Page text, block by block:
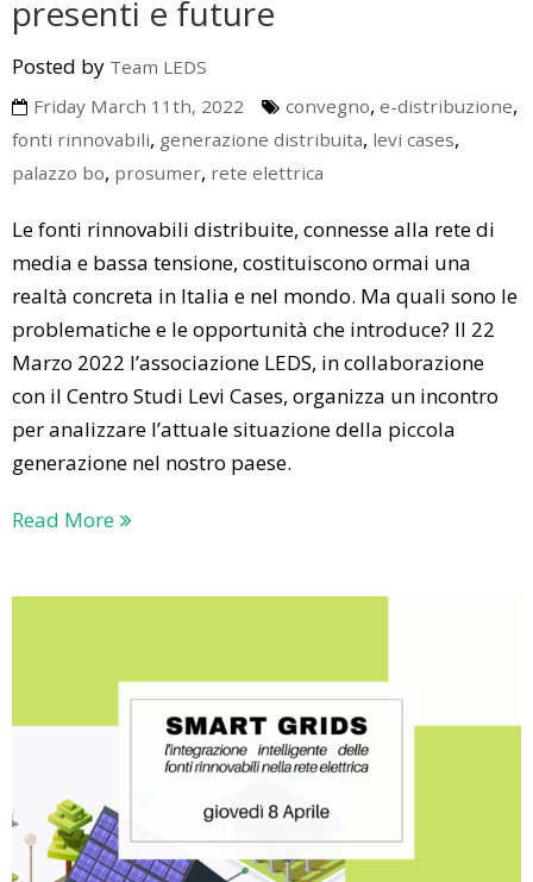
presenti e future
Posted by Team LEDS
Friday March 11th, 2022
convegno, e-distribuzione,
fonti rinnovabili, generazione distribuita, levi cases,
palazzo bo, prosumer, rete elettrica
Le fonti rinnovabili distribuite, connesse alla rete di
media e bassa tensione, costituiscono ormai una
realtà concreta in Italia e nel mondo. Ma quali sono le
problematiche e le opportunità che introduce? Il 22
Marzo 2022 l’associazione LEDS, in collaborazione
con il Centro Studi Levi Cases, organizza un incontro
per analizzare l’attuale situazione della piccola
generazione nel nostro paese.
Read More